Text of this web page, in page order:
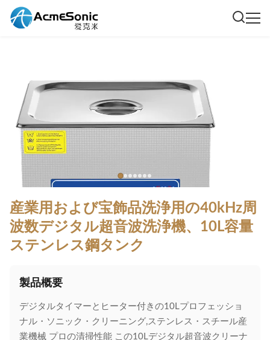
産業用および宝飾品洗浄用の40kHz周
波数デジタル超音波洗浄機、10L容量
ステンレス鋼タンク
製品概要
デジタルタイマーとヒーター付きの10Lプロフェッショ
ナル・ソニック・クリーニング,ステンレス・スチール産
業機械 プロの清掃性能 この10Lデジタル超音波クリーナ